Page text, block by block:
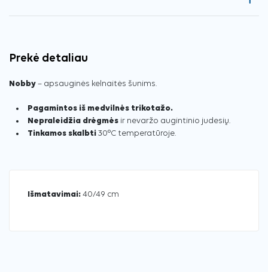
Prekė detaliau
Nobby – apsauginės kelnaitės šunims.
Pagamintos iš medvilnės trikotažo.
Nepraleidžia drėgmės ir nevaržo augintinio judesių.
Tinkamos skalbti 30°C temperatūroje.
Išmatavimai: 40/49 cm